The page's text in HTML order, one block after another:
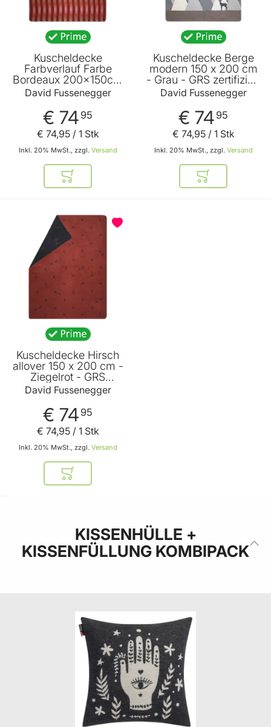
Kuscheldecke
Farbverlauf Farbe
Bordeaux 200x150cm
von David
Fussenegger
David Fussenegger
€ 74 95
Inkl. 20% MwSt., zzgl. Versand
€ 74,95/ 1 Stk
In den Warenkorb
Kuscheldecke Berge
modern 150 x 200 cm
- Grau - GRS zertifiziert
- von David
Fussenegger
David Fussenegger
€ 74 95
Inkl. 20% MwSt., zzgl. Versand
€ 74,95/ 1 Stk
In den
Kuscheldecke Hirsch
allover 150 x 200 cm -
Ziegelrot - GRS
zertifiziert - von David
Fussenegger
David Fussenegger
€ 74 95
Inkl. 20% MwSt., zzgl. Versand
€ 74,95/ 1 Stk
In den Warenkorb
KISSENHÜLLE +
KISSENFÜLLUNG KOMBIPACK